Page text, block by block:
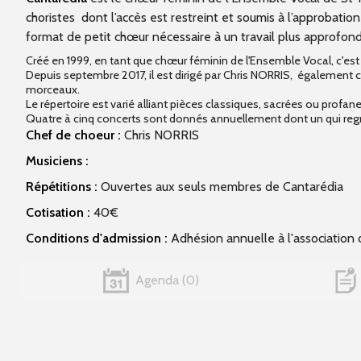
choristes dont l’accès est restreint et soumis à
format de petit chœur nécessaire à un travail plus
Créé en 1999, en tant que chœur féminin de l'Ensemble Vocal,
Depuis septembre 2017, il est dirigé par Chris NORRIS,
morceaux.
Le répertoire est varié alliant pièces classiques, sacrées ou
Quatre à cinq concerts sont donnés annuellement dont un qui
Chef de choeur : Chris NORRIS
Musiciens :
Répétitions : Ouvertes aux seuls membres de Cantarédia
Cotisation : 40€
Conditions d'admission : Adhésion annuelle à l'association
Agenda 0